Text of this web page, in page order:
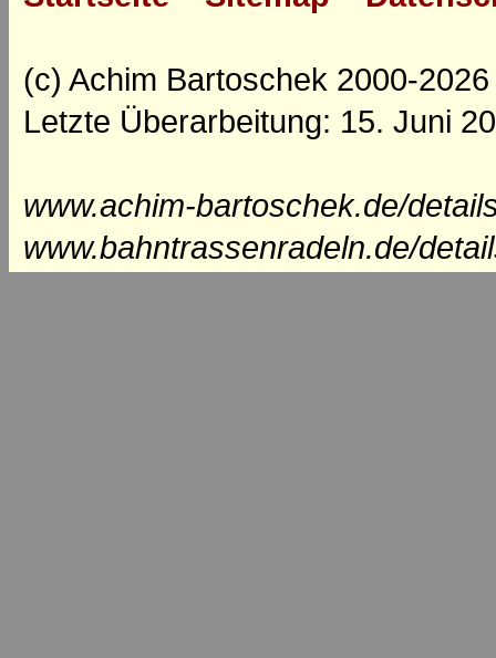
(c) Achim Bartoschek 2000-2026
Letzte Überarbeitung: 15. Juni
www.achim-bartoschek.de/
www.bahntrassenradeln.de/